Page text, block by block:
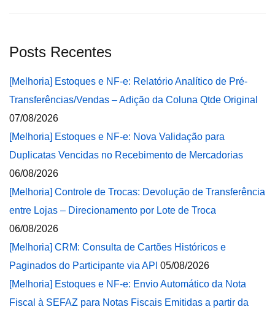
Posts Recentes
[Melhoria] Estoques e NF-e: Relatório Analítico de Pré-
Transferências/Vendas – Adição da Coluna Qtde Original
07/08/2026
[Melhoria] Estoques e NF-e: Nova Validação para
Duplicatas Vencidas no Recebimento de Mercadorias
06/08/2026
[Melhoria] Controle de Trocas: Devolução de Transferência
entre Lojas – Direcionamento por Lote de Troca
06/08/2026
[Melhoria] CRM: Consulta de Cartões Históricos e
Paginados do Participante via API 05/08/2026
[Melhoria] Estoques e NF-e: Envio Automático da Nota
Fiscal à SEFAZ para Notas Fiscais Emitidas a partir da